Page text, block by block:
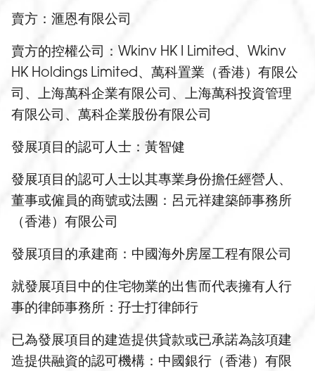
賣方：滙恩有限公司
賣方的控權公司：Wkinv HK I Limited、Wkinv
HK Holdings Limited、萬科置業（香港）有限公
司、上海萬科企業有限公司、上海萬科投資管理
有限公司、萬科企業股份有限公司
發展項目的認可人士：黃智健
發展項目的認可人士以其專業身份擔任經營人、
董事或僱員的商號或法團：呂元祥建築師事務所
（香港）有限公司
發展項目的承建商：中國海外房屋工程有限公司
就發展項目中的住宅物業的出售而代表擁有人行
事的律師事務所：孖士打律師行
已為發展項目的建造提供貸款或已承諾為該項建
造提供融資的認可機構：中國銀行（香港）有限